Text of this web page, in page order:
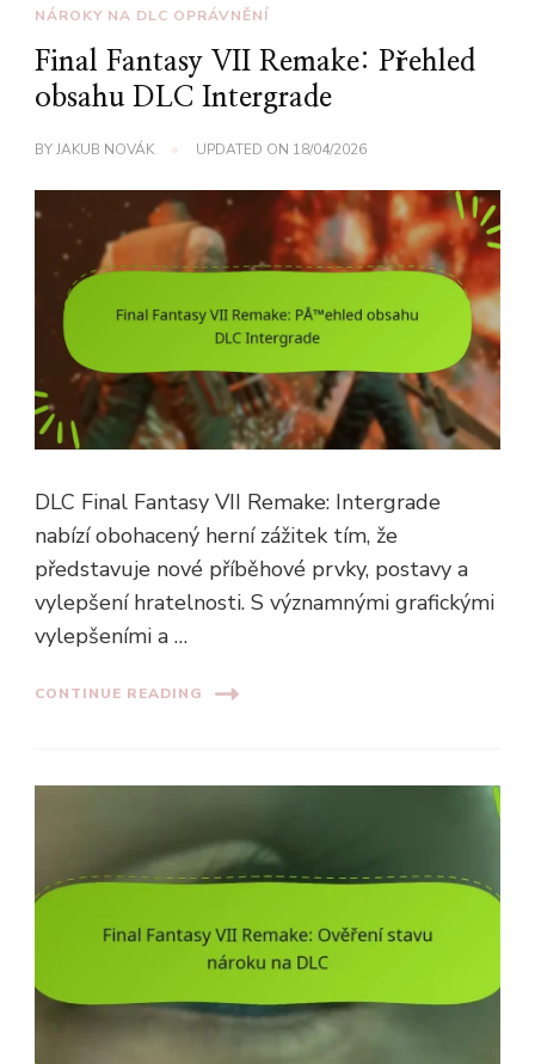
NÁROKY NA DLC OPRÁVNĚNÍ
Final Fantasy VII Remake: Přehled
obsahu DLC Intergrade
BYJAKUB NOVÁK UPDATED ON 18/04/2026
DLC Final Fantasy VII Remake: Intergrade
nabízí obohacený herní zážitek tím, že
představuje nové příběhové prvky, postavy a
vylepšení hratelnosti. S významnými grafickými
vylepšeními a …
CONTINUE READING